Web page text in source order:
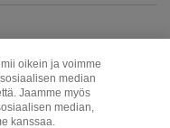
oikein ja voimme
median
Jaamme myös
median,
kanssaa.